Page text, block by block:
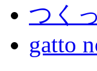
つく
gatto